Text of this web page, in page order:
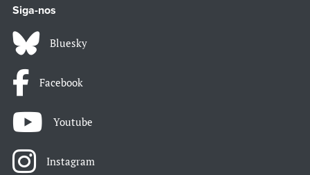
Siga-nos
Bluesky
Facebook
Youtube
Instagram